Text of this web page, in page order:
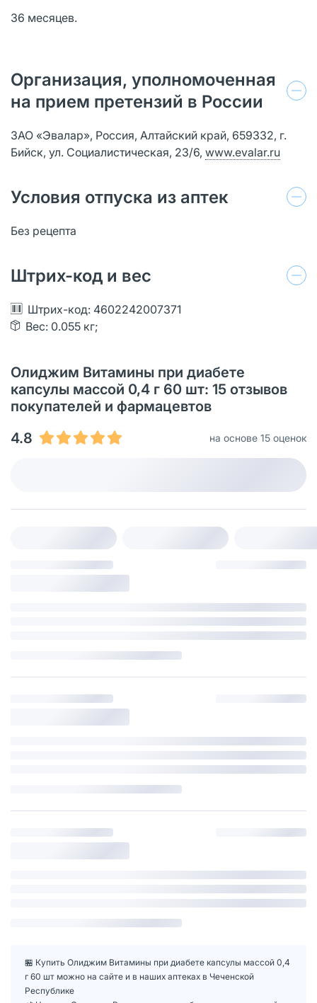
36 месяцев.
Организация, уполномоченная
на прием претензий в России
ЗАО «Эвалар», Россия, Алтайский край, 659332, г.
Бийск, ул. Социалистическая, 23/6, www.evalar.ru
Условия отпуска из аптек
Без рецепта
Штрих-код и вес
Штрих-код: 4602242007371
Вес: 0.055 кг;
Олиджим Витамины при диабете
капсулы массой 0,4 г 60 шт: 15 отзывов
покупателей и фармацевтов
4.8
на основе 15 оценок
🏪 Купить Олиджим Витамины при диабете капсулы массой 0,4
г 60 шт можно на сайте и в наших аптеках в Чеченской
Республике